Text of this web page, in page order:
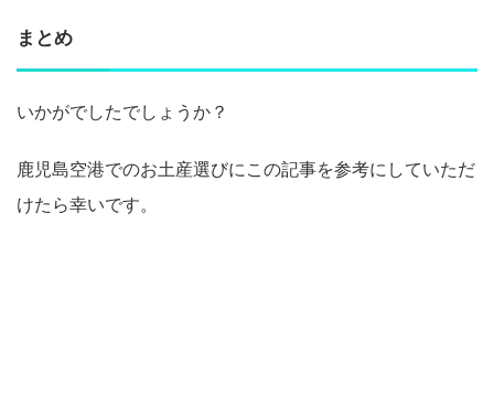
まとめ
いかがでしたでしょうか？
鹿児島空港でのお土産選びにこの記事を参考にしていただ
けたら幸いです。